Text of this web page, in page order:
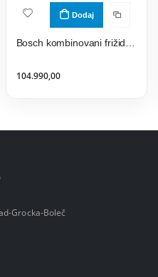
Dodaj
Bosch kombinovani frižider KGE39AICA
104.990,00
Grocka-Boleč